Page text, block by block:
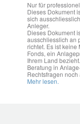
Nur für
Dieses Dokument
sich
Anleger.
Dieses Dokument
ausschliesslich an
richtet. Es ist
Fonds, ein
Ihrem Land
Beratung in
Rechtsfragen
Mehr lesen.